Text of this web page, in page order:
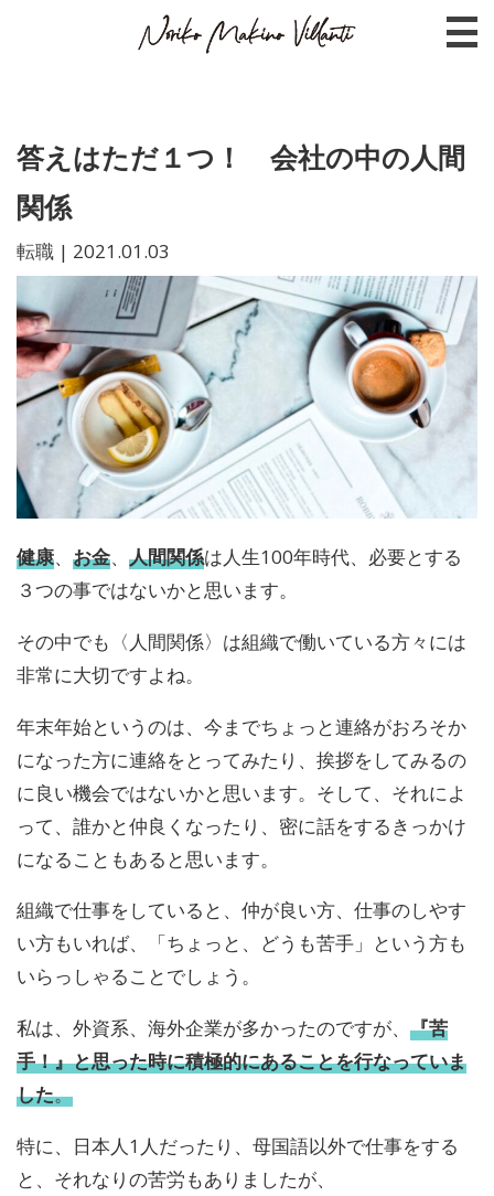
答えはただ１つ！ 会社の中の人間
関係
転職 | 2021.01.03
健康、 お金、 人間関係は人生100年時代、必要とする
３つの事ではないかと思います。
その中でも〈人間関係〉は組織で働いている方々には
非常に大切ですよね。
年末年始というのは、今までちょっと連絡がおろそか
になった方に連絡をとってみたり、挨拶をしてみるの
に良い機会ではないかと思います。そして、それによ
って、誰かと仲良くなったり、密に話をするきっかけ
になることもあると思います。
組織で仕事をしていると、仲が良い方、仕事のしやす
い方もいれば、「ちょっと、どうも苦手」という方も
いらっしゃることでしょう。
私は、外資系、海外企業が多かったのですが、 『苦
手！』と思った時に積極的にあることを行なっていま
した。
特に、日本人1人だったり、母国語以外で仕事をする
と、それなりの苦労もありましたが、